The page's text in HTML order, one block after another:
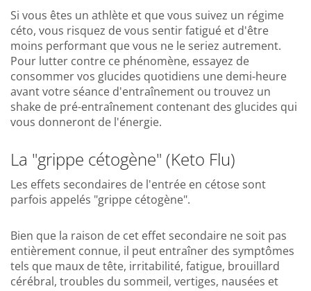
Si vous êtes un athlète et que vous suivez un régime
céto, vous risquez de vous sentir fatigué et d'être
moins performant que vous ne le seriez autrement.
Pour lutter contre ce phénomène, essayez de
consommer vos glucides quotidiens une demi-heure
avant votre séance d'entraînement ou trouvez un
shake de pré-entraînement contenant des glucides qui
vous donneront de l'énergie.
La "grippe cétogène" (Keto Flu)
Les effets secondaires de l'entrée en cétose sont
parfois appelés "grippe cétogène".
Bien que la raison de cet effet secondaire ne soit pas
entièrement connue, il peut entraîner des symptômes
tels que maux de tête, irritabilité, fatigue, brouillard
cérébral, troubles du sommeil, vertiges, nausées et